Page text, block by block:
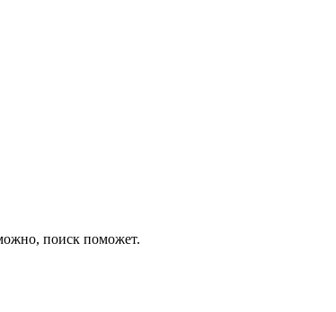
поиск поможет.